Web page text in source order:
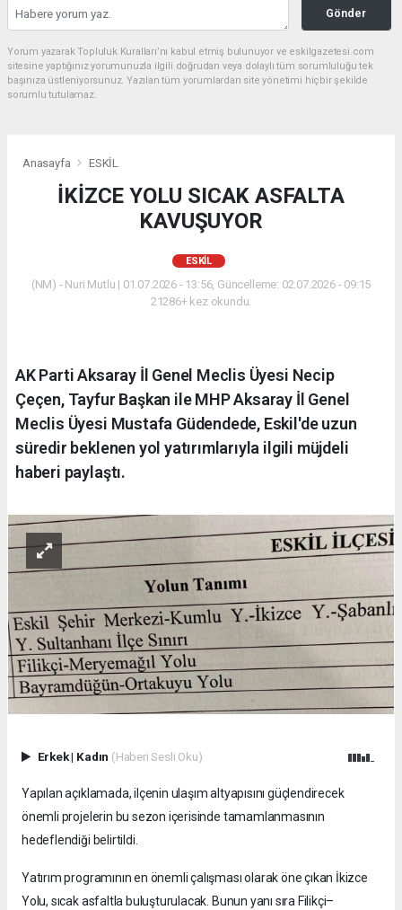
Gönder
Yorum yazarak Topluluk Kuralları’nı kabul etmiş bulunuyor ve eskilgazetesi.com
sitesine yaptığınız yorumunuzla ilgili doğrudan veya dolaylı tüm sorumluluğu tek
başınıza üstleniyorsunuz. Yazılan tüm yorumlardan site yönetimi hiçbir şekilde
sorumlu tutulamaz.
Anasayfa ESKİL
İKİZCE YOLU SICAK ASFALTA
KAVUŞUYOR
ESKİL
(NM) - Nuri Mutlu | 01.07.2026 - 13:56, Güncelleme: 02.07.2026 - 09:15
21286+ kez okundu.
AK Parti Aksaray İl Genel Meclis Üyesi Necip
Çeçen, Tayfur Başkan ile MHP Aksaray İl Genel
Meclis Üyesi Mustafa Güdendede, Eskil'de uzun
süredir beklenen yol yatırımlarıyla ilgili müjdeli
haberi paylaştı.
Erkek| Kadın (Haberi Sesli Oku)
Yapılan açıklamada, ilçenin ulaşım altyapısını güçlendirecek
önemli projelerin bu sezon içerisinde tamamlanmasının
hedeflendiği belirtildi.
Yatırım programının en önemli çalışması olarak öne çıkan İkizce
Yolu, sıcak asfaltla buluşturulacak. Bunun yanı sıra Filikçi–